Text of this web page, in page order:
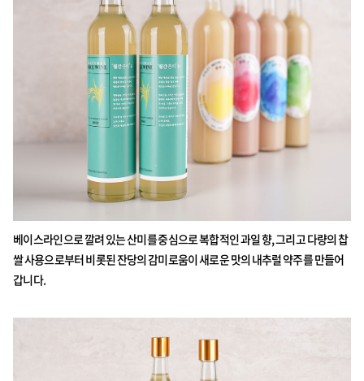
베이스라인으로 깔려 있는 산미를 중심으로 복합적인 과일 향, 그리고 다량의 찹
쌀 사용으로부터 비롯된 잔당의 감미로움이 새로운 맛의 내추럴 약주를 만들어
갑니다.